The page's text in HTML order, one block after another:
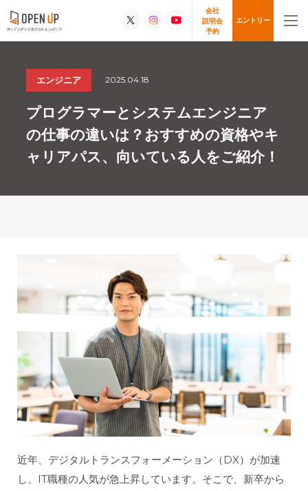
会社
説明会
予約
エントリー
エンジニア 2025.04.18
プログラマーとシステムエンジニア
の仕事の違いは？おすすめの資格やキ
ャリアパス、向いている人をご紹介！
近年、デジタルトランスフォーメーション（DX）が加速
し、IT職種の人気が急上昇しています。そこで、新卒から